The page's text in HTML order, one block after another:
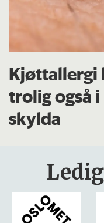
Kjøttallergi
trolig også
skylda